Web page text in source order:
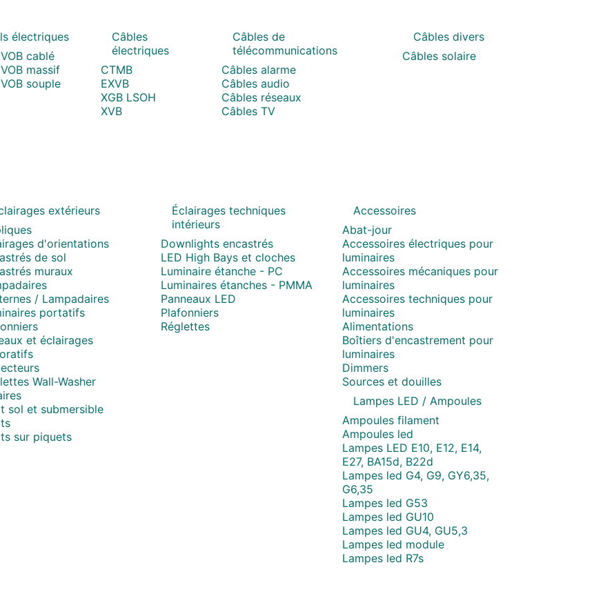
électriques
cablé
massif
souple
Câbles
électriques
CTMB
EXVB
XGB LSOH
XVB
Câbles de
télécommunications
Câbles alarme
Câbles audio
Câbles réseaux
Câbles TV
Câbles divers
Câbles solaire
extérieurs
d'orientations
de sol
muraux
/ Lampadaires
portatifs
et éclairages
Wall-Washer
sol et submersible
sur piquets
Éclairages techniques
intérieurs
Downlights encastrés
LED High Bays et cloches
Luminaire étanche - PC
Luminaires étanches - PMMA
Panneaux LED
Plafonniers
Réglettes
Accessoires
Abat-jour
Accessoires électriques pour
luminaires
Accessoires mécaniques pour
luminaires
Accessoires techniques pour
luminaires
Alimentations
Boîtiers d'encastrement pour
luminaires
Dimmers
Sources et douilles
Lampes LED / Ampoules
Ampoules filament
Ampoules led
Lampes LED E10, E12, E14,
E27, BA15d, B22d
Lampes led G4, G9, GY6,35,
G6,35
Lampes led G53
Lampes led GU10
Lampes led GU4, GU5,3
Lampes led module
Lampes led R7s